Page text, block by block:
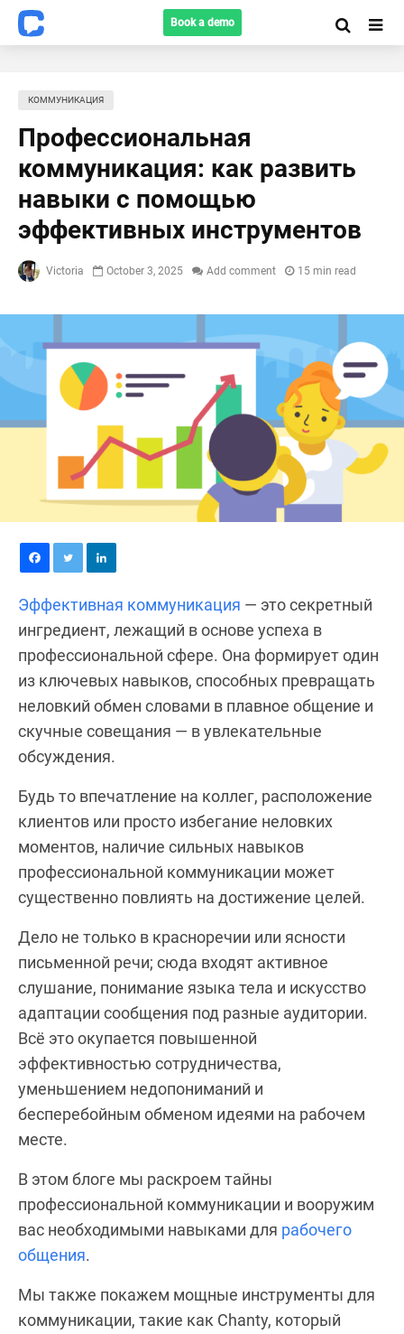
Book a demo
КОММУНИКАЦИЯ
Профессиональная
коммуникация: как развить
навыки с помощью
эффективных инструментов
Victoria October 3, 2025 Add comment 15 min read
Эффективная коммуникация — это секретный
ингредиент, лежащий в основе успеха в
профессиональной сфере. Она формирует один
из ключевых навыков, способных превращать
неловкий обмен словами в плавное общение и
скучные совещания — в увлекательные
обсуждения.
Будь то впечатление на коллег, расположение
клиентов или просто избегание неловких
моментов, наличие сильных навыков
профессиональной коммуникации может
существенно повлиять на достижение целей.
Дело не только в красноречии или ясности
письменной речи; сюда входят активное
слушание, понимание языка тела и искусство
адаптации сообщения под разные аудитории.
Всё это окупается повышенной
эффективностью сотрудничества,
уменьшением недопониманий и
бесперебойным обменом идеями на рабочем
месте.
В этом блоге мы раскроем тайны
профессиональной коммуникации и вооружим
вас необходимыми навыками для рабочего
общения.
Мы также покажем мощные инструменты для
коммуникации, такие как Chanty, который